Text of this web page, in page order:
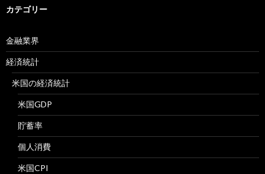
カテゴリー
金融業界
経済統計
米国の経済統計
米国GDP
貯蓄率
個人消費
米国CPI